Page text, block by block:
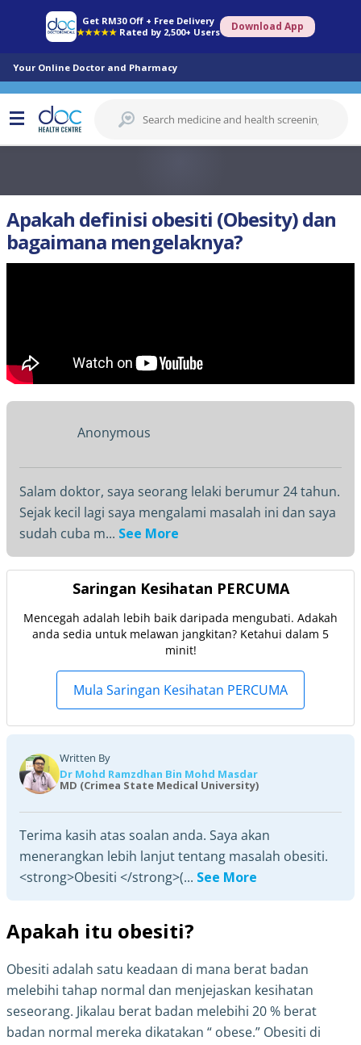
Get RM30 Off + Free Delivery
★★★★★ Rated by 2,500+ Users Download App
Your Online Doctor and Pharmacy
Apakah definisi obesiti (Obesity) dan
bagaimana mengelaknya?
Anonymous
Salam doktor, saya seorang lelaki berumur 24 tahun.
Sejak kecil lagi saya mengalami masalah ini dan saya
sudah cuba m... See More
Saringan Kesihatan PERCUMA
Mencegah adalah lebih baik daripada mengubati. Adakah
anda sedia untuk melawan jangkitan? Ketahui dalam 5
minit!
Mula Saringan Kesihatan PERCUMA
Written By
Dr Mohd Ramzdhan Bin Mohd Masdar
MD (Crimea State Medical University)
Terima kasih atas soalan anda. Saya akan
menerangkan lebih lanjut tentang masalah obesiti.
<strong>Obesiti </strong>(... See More
Apakah itu obesiti?
Obesiti adalah satu keadaan di mana berat badan
melebihi tahap normal dan menjejaskan kesihatan
seseorang. Jikalau berat badan melebihi 20 % berat
badan normal mereka dikatakan “ obese.” Obesiti di